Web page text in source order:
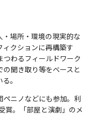
場所・環境の現実的な
クションに再構築す
わるフィールドワーク
聞き取り等をベースと
。
ペニノなどにも参加。利
賞。「部屋と演劇」のメ